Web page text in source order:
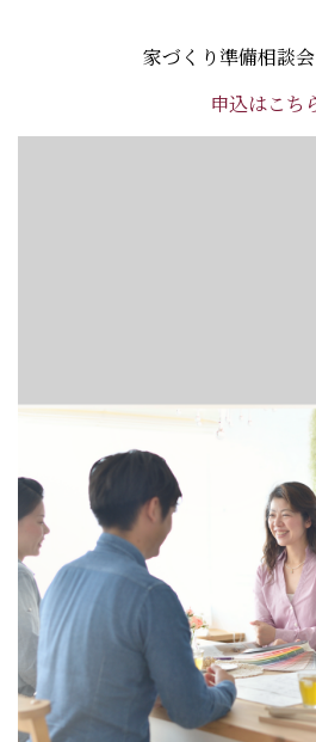
家づくり準備相談
申込はこち